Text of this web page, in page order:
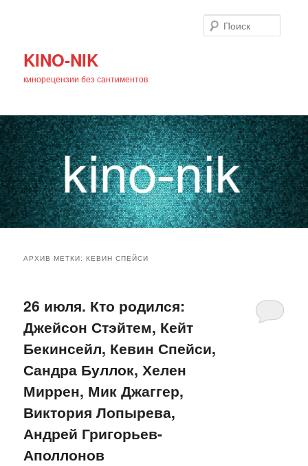
KINO-NIK
кинорецензии без сантиментов
основному
содержимому
дополнительному
содержимому
АРХИВ МЕТКИ:КЕВИН СПЕЙСИ
26 июля. Кто родился:
Джейсон Стэйтем, Кейт
Бекинсейл, Кевин Спейси,
Сандра Буллок, Хелен
Миррен, Мик Джаггер,
Виктория Лопырева,
Андрей Григорьев-
Аполлонов